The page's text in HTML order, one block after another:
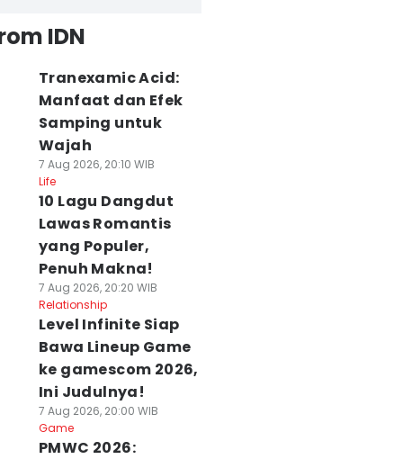
IDN
Tranexamic Acid:
Manfaat dan Efek
Samping untuk
Wajah
7 Aug 2026, 20:10 WIB
Life
10 Lagu Dangdut
Lawas Romantis
yang Populer,
Penuh Makna!
7 Aug 2026, 20:20 WIB
Relationship
Level Infinite Siap
Bawa Lineup Game
ke gamescom 2026,
Ini Judulnya!
7 Aug 2026, 20:00 WIB
Game
PMWC 2026: